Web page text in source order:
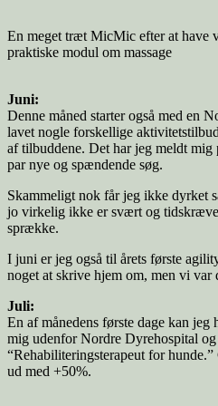
En meget træt MicMic efter at have
praktiske modul om massage
Juni:
Denne måned starter også med en
lavet nogle forskellige
af tilbuddene. Det har jeg meldt mig
par nye og spændende søg.
Skammeligt nok får jeg ikke dyrket
jo virkelig ikke er svært og
sprække.
I juni er jeg også til årets første
noget at skrive hjem om, men vi var
Juli:
En af månedens første dage kan jeg
mig udenfor Nordre Dyrehospital
“Rehabiliteringsterapeut for
ud med +50%.